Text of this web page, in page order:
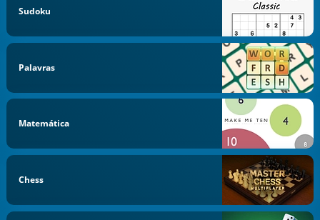
Sudoku
Palavras
Matemática
Chess